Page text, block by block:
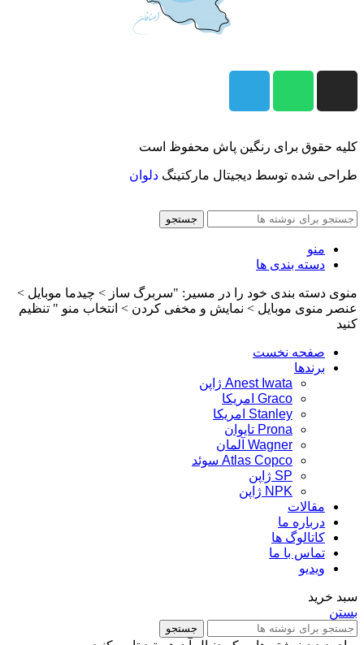
کلیه حقوق برای رنگین پاش محفوظ است
طراحی شده توسط دیجیتال مارکتینگ دلوان
جستجو
منو
دسته بندی ها
منوی دسته بندی خود را در مسیر: "سربرگ ساز > چیدما موبایل >
عنصر منوی موبایل > نمایش و مخفی کردن > انتخاب منو " تنظیم
کنید
صفحه نخست
برندها
Anest Iwata ژاپن
Graco امریکا
Stanley امریکا
Prona تایوان
Wagner آلمان
Atlas Copco سوئد
SP ژاپن
NPK ژاپن
مقالات
درباره ما
کاتالوگ ها
تماس با ما
ویدیو
سبد خرید
بستن
جستجو